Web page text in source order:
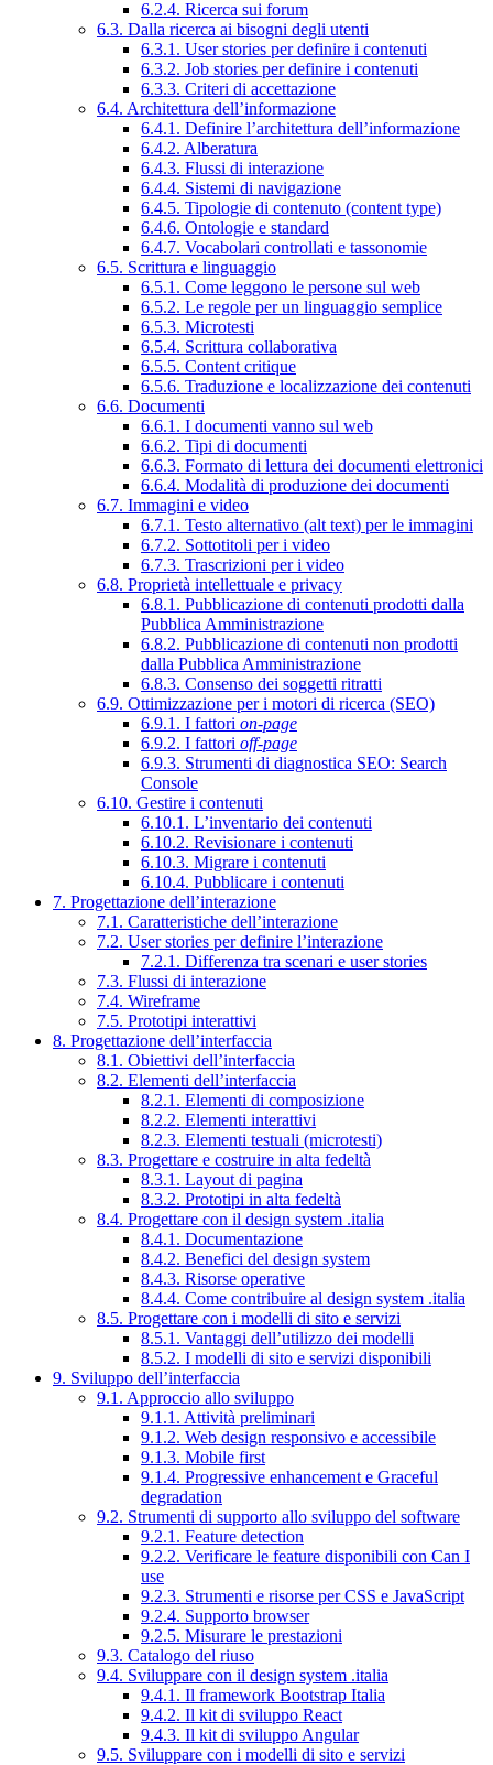
6.2.4. Ricerca sui forum
6.3. Dalla ricerca ai bisogni degli utenti
6.3.1. User stories per definire i contenuti
6.3.2. Job stories per definire i contenuti
6.3.3. Criteri di accettazione
6.4. Architettura dell’informazione
6.4.1. Definire l’architettura dell’informazione
6.4.2. Alberatura
6.4.3. Flussi di interazione
6.4.4. Sistemi di navigazione
6.4.5. Tipologie di contenuto (content type)
6.4.6. Ontologie e standard
6.4.7. Vocabolari controllati e tassonomie
6.5. Scrittura e linguaggio
6.5.1. Come leggono le persone sul web
6.5.2. Le regole per un linguaggio semplice
6.5.3. Microtesti
6.5.4. Scrittura collaborativa
6.5.5. Content critique
6.5.6. Traduzione e localizzazione dei contenuti
6.6. Documenti
6.6.1. I documenti vanno sul web
6.6.2. Tipi di documenti
6.6.3. Formato di lettura dei documenti elettronici
6.6.4. Modalità di produzione dei documenti
6.7. Immagini e video
6.7.1. Testo alternativo (alt text) per le immagini
6.7.2. Sottotitoli per i video
6.7.3. Trascrizioni per i video
6.8. Proprietà intellettuale e privacy
6.8.1. Pubblicazione di contenuti prodotti dalla
Pubblica Amministrazione
6.8.2. Pubblicazione di contenuti non prodotti
dalla Pubblica Amministrazione
6.8.3. Consenso dei soggetti ritratti
6.9. Ottimizzazione per i motori di ricerca (SEO)
6.9.1. I fattori on-page
6.9.2. I fattori off-page
6.9.3. Strumenti di diagnostica SEO: Search
Console
6.10. Gestire i contenuti
6.10.1. L’inventario dei contenuti
6.10.2. Revisionare i contenuti
6.10.3. Migrare i contenuti
6.10.4. Pubblicare i contenuti
7. Progettazione dell’interazione
7.1. Caratteristiche dell’interazione
7.2. User stories per definire l’interazione
7.2.1. Differenza tra scenari e user stories
7.3. Flussi di interazione
7.4. Wireframe
7.5. Prototipi interattivi
8. Progettazione dell’interfaccia
8.1. Obiettivi dell’interfaccia
8.2. Elementi dell’interfaccia
8.2.1. Elementi di composizione
8.2.2. Elementi interattivi
8.2.3. Elementi testuali (microtesti)
8.3. Progettare e costruire in alta fedeltà
8.3.1. Layout di pagina
8.3.2. Prototipi in alta fedeltà
8.4. Progettare con il design system .italia
8.4.1. Documentazione
8.4.2. Benefici del design system
8.4.3. Risorse operative
8.4.4. Come contribuire al design system .italia
8.5. Progettare con i modelli di sito e servizi
8.5.1. Vantaggi dell’utilizzo dei modelli
8.5.2. I modelli di sito e servizi disponibili
9. Sviluppo dell’interfaccia
9.1. Approccio allo sviluppo
9.1.1. Attività preliminari
9.1.2. Web design responsivo e accessibile
9.1.3. Mobile first
9.1.4. Progressive enhancement e Graceful
degradation
9.2. Strumenti di supporto allo sviluppo del software
9.2.1. Feature detection
9.2.2. Verificare le feature disponibili con Can I
use
9.2.3. Strumenti e risorse per CSS e JavaScript
9.2.4. Supporto browser
9.2.5. Misurare le prestazioni
9.3. Catalogo del riuso
9.4. Sviluppare con il design system .italia
9.4.1. Il framework Bootstrap Italia
9.4.2. Il kit di sviluppo React
9.4.3. Il kit di sviluppo Angular
9.5. Sviluppare con i modelli di sito e servizi